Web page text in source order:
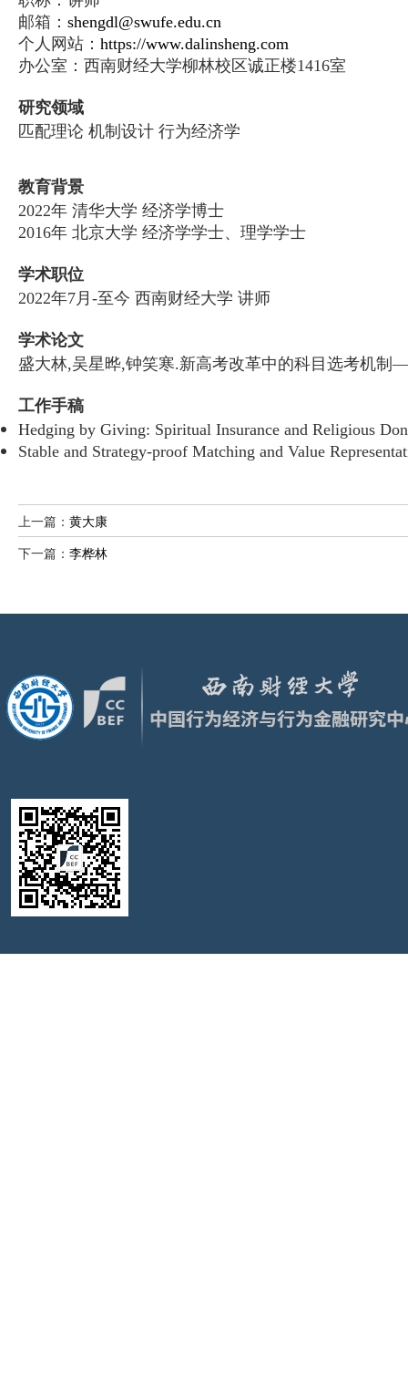
邮箱： shengdl@swufe.edu.cn
个人网站： https://www.dalinsheng.com
办公室：西南财经大学柳林校区诚正楼1416室
研究领域
匹配理论 机制设计 行为经济学
教育背景
2022年 清华大学 经济学博士
2016年 北京大学 经济学学士、理学学士
学术职位
2022年7月-至今 西南财经大学 讲师
学术论文
盛大林,吴星晔,钟笑寒.新高考改革中的科目选考机
工作手稿
Hedging by Giving: Spiritual Insurance and Religious
Stable and Strategy-proof Matching and Value
上一篇： 黄大康
下一篇： 李桦林